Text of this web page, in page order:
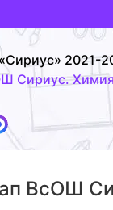
2021-
Сириус. Химия
ВсОШ